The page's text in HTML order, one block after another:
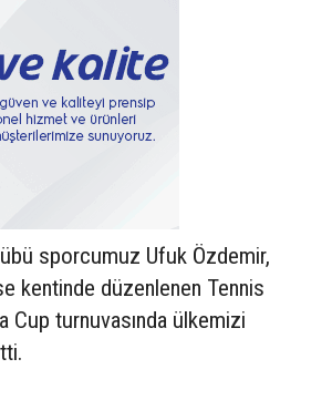
sporcumuz Ufuk Özdemir,
kentinde düzenlenen Tennis
Cup turnuvasında ülkemizi